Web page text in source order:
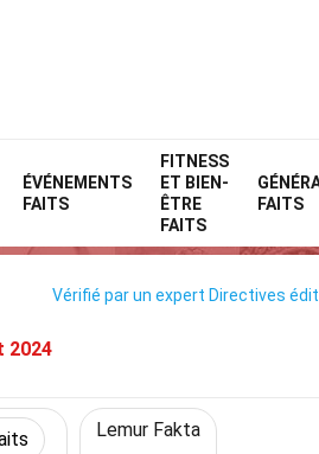
ÉVÉNEMENTS
FAITS
FITNESS
ET BIEN-
ÊTRE
FAITS
FAITS
AnimauxFaits
Sur Sifaka
2024
Vérifié par un expert Directives
Lemur Fakta